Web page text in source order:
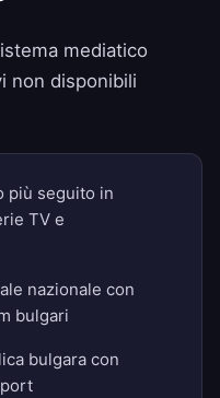
mediatico
non disponibili
più seguito in
TV e
nazionale con
bulgari
bulgara con